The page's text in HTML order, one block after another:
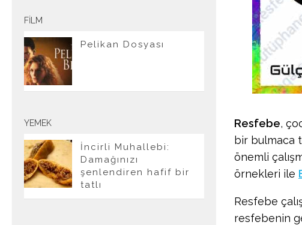
Resfebe,
bir bulmaca
önemli
örnekleri ile
Resfebe
resfebenin
FILM
Pelikan Dosyası
YEMEK
İncirli Muhallebi:
Damağınızı
şenlendiren hafif bir
tatlı